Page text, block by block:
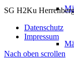
SG H2Ku
Datenschutz
Impressum
Nach oben scrollen